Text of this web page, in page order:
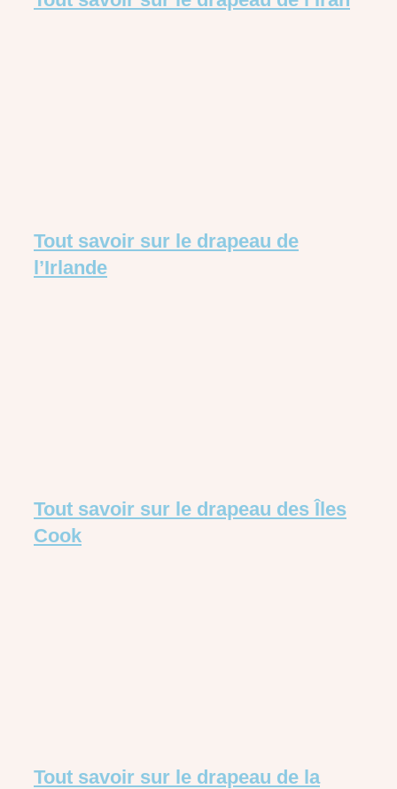
Tout savoir sur le drapeau de
l’Irlande
Tout savoir sur le drapeau des Îles
Cook
Tout savoir sur le drapeau de la